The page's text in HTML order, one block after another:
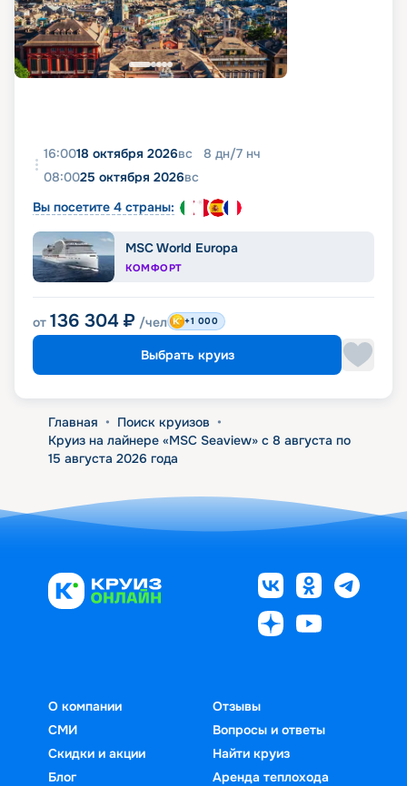
16:0018 октября 2026вс 8 дн/7 нч
08:0025 октября 2026вс
Вы посетите 4 страны:
MSC World Europa
КОМФОРТ
от 136 304 ₽ /чел +1 000
Выбрать круиз
Главная • Поиск круизов •
Круиз на лайнере «MSC Seaview» с 8 августа по
15 августа 2026 года
О компании
СМИ
Скидки и акции
Блог
Отзывы
Вопросы и ответы
Найти круиз
Аренда теплохода